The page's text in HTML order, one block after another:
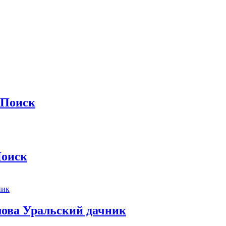
Уральский дачник